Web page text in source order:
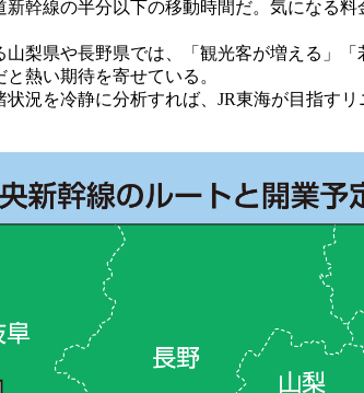
幹線の半分以下の移動時間だ。気になる
梨県や長野県では、「観光客が増える」
熱い期待を寄せている。
況を冷静に分析すれば、JR東海が目指す